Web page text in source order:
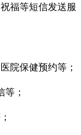
福等短信发送服
院保健预约等；
；